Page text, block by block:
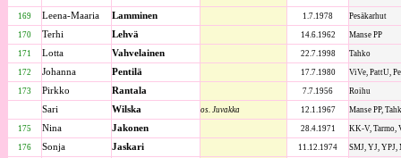
169 Leena-Maaria Lamminen 1.7.1978 Pesäkarhut
170 Terhi Lehvä 14.6.1962 Manse PP
171 Lotta Vahvelainen 22.7.1998 Tahko
172 Johanna Pentilä 17.7.1980 ViVe, PattU,
173 Pirkko Rantala 7.7.1956 Roihu
Sari Wilska os. Juvakka 12.1.1967 Manse PP,
175 Nina Jakonen 28.4.1971 KK-V, Tarmo,
176 Sonja Jaskari 11.12.1974 SMJ, YJ, YPJ,